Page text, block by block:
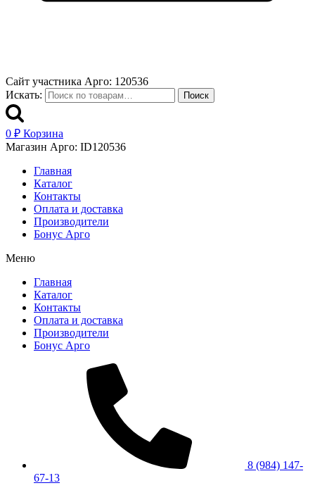
Сайт участника Арго: 120536
Искать:
Поиск
0 ₽ Корзина
Магазин Арго: ID120536
Главная
Каталог
Контакты
Оплата и доставка
Производители
Бонус Арго
Меню
Главная
Каталог
Контакты
Оплата и доставка
Производители
Бонус Арго
8 (984) 147-
67-13